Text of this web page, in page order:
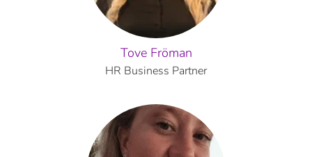
Tove Fröman
HR Business Partner